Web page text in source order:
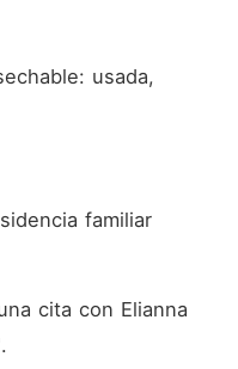
usada,
familiar
cita con Elianna